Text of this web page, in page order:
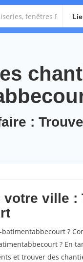
:
ville :
?
? En
et trouver des